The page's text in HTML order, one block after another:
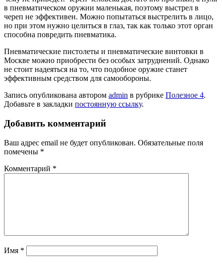
в пневматическом оружии маленькая, поэтому выстрел в
череп не эффективен. Можно попытаться выстрелить в лицо,
но при этом нужно целиться в глаз, так как только этот орган
способна повредить пневматика.
Пневматические пистолеты и пневматические винтовки в
Москве можно приобрести без особых затруднений. Однако
не стоит надеяться на то, что подобное оружие станет
эффективным средством для самообороны.
Запись опубликована автором admin в рубрике Полезное 4.
Добавьте в закладки постоянную ссылку.
Добавить комментарий
Ваш адрес email не будет опубликован. Обязательные поля
помечены *
Комментарий *
Имя *